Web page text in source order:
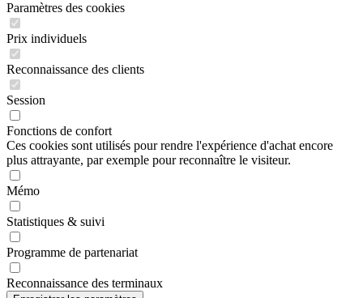
Paramètres des cookies
Prix individuels
Reconnaissance des clients
Session
Fonctions de confort
Ces cookies sont utilisés pour rendre l'expérience d'achat encore
plus attrayante, par exemple pour reconnaître le visiteur.
Mémo
Statistiques & suivi
Programme de partenariat
Reconnaissance des terminaux